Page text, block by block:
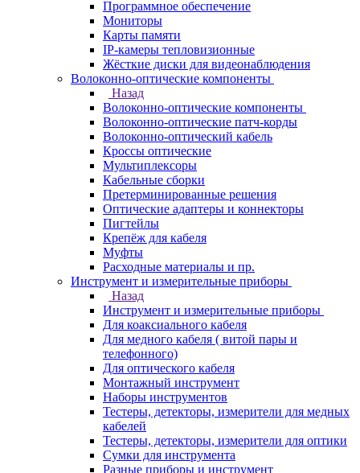
Программное обеспечение
Мониторы
Карты памяти
IP-камеры тепловизионные
Жёсткие диски для видеонаблюдения
Волоконно-оптические компоненты
Назад
Волоконно-оптические компоненты
Волоконно-оптические патч-корды
Волоконно-оптический кабель
Кроссы оптические
Мультиплексоры
Кабельные сборки
Претерминированные решения
Оптические адаптеры и коннекторы
Пигтейлы
Крепёж для кабеля
Муфты
Расходные материалы и пр.
Инструмент и измерительные приборы
Назад
Инструмент и измерительные приборы
Для коаксиального кабеля
Для медного кабеля ( витой пары и
телефонного)
Для оптического кабеля
Монтажный инструмент
Наборы инструментов
Тестеры, детекторы, измерители для медных
кабелей
Тестеры, детекторы, измерители для оптики
Сумки для инструмента
Разные приборы и инструмент